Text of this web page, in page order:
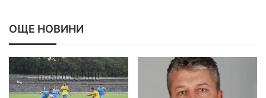
ОЩЕ НОВИНИ